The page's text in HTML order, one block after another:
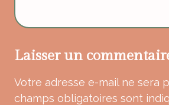
Laisser un
Votre adresse e-mail ne sera
champs obligatoires sont